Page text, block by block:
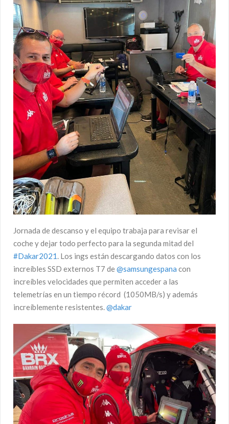
Jornada de descanso y el equipo trabaja para revisar el
coche y dejar todo perfecto para la segunda mitad del
#Dakar2021. Los ings están descargando datos con los
increíbles SSD externos T7 de@samsungespana con
increíbles velocidades que permiten acceder a las
telemetrías en un tiempo récord (1050MB/s) y además
increíblemente resistentes.@dakar